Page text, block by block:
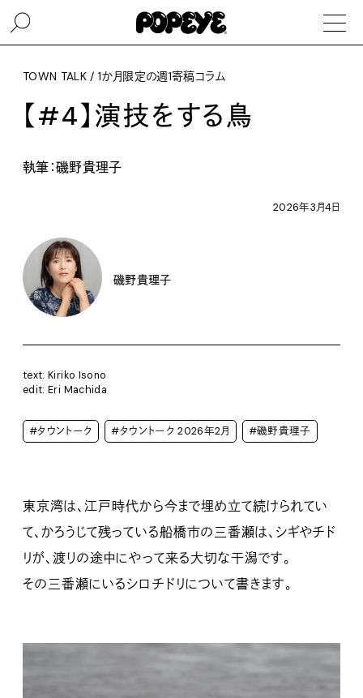
TOWN TALK / 1か月限定の週1寄稿コラム
【#4】演技をする鳥
執筆：磯野貴理子
2026年3月4日
磯野貴理子
text: Kiriko Isono
edit: Eri Machida
#タウントーク #タウントーク 2026年2月 #磯野貴理子
東京湾は、江戸時代から今まで埋め立て続けられてい
て、かろうじて残っている船橋市の三番瀬は、シギやチド
リが、渡りの途中にやって来る大切な干潟です。
その三番瀬にいるシロチドリについて書きます。